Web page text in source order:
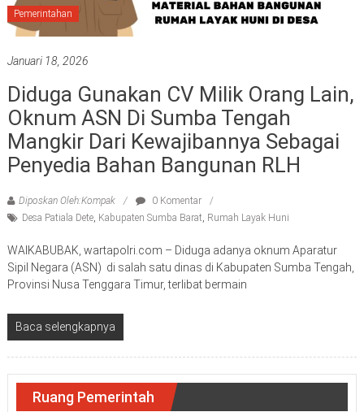
Pemerintahan
Januari 18, 2026
Diduga Gunakan CV Milik Orang Lain,
Oknum ASN Di Sumba Tengah
Mangkir Dari Kewajibannya Sebagai
Penyedia Bahan Bangunan RLH
Diposkan Oleh:Kompak
0 Komentar
Desa Patiala Dete, Kabupaten Sumba Barat, Rumah Layak Huni
WAIKABUBAK, wartapolri.com – Diduga adanya oknum Aparatur
Sipil Negara (ASN) di salah satu dinas di Kabupaten Sumba Tengah,
Provinsi Nusa Tenggara Timur, terlibat bermain
Baca selengkapnya
Ruang Pemerintah